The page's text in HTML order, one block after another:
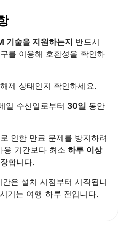
기술을 지원하는지 반드시
를 이용해 호환성을 확인하
제 상태인지 확인하세요.
일 수신일로부터 30일 동안
인한 만료 문제를 방지하려
기간보다 최소 하루 이상
합니다.
은 설치 시점부터 시작됩니
기는 여행 하루 전입니다.